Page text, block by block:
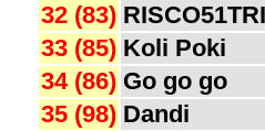
32 (83) RISCO51TRI
33 (85) Koli Poki
34 (86) Go go go
35 (98) Dandi